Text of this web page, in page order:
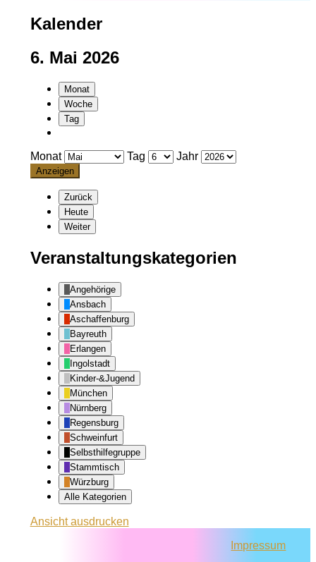
Kalender
6. Mai 2026
Monat
Woche
Tag
Monat Tag Jahr
Zurück
Heute
Weiter
Veranstaltungskategorien
Angehörige
Ansbach
Aschaffenburg
Bayreuth
Erlangen
Ingolstadt
Kinder-&Jugend
München
Nürnberg
Regensburg
Schweinfurt
Selbsthilfegruppe
Stammtisch
Würzburg
Alle Kategorien
Ansichtausdrucken
Impressum